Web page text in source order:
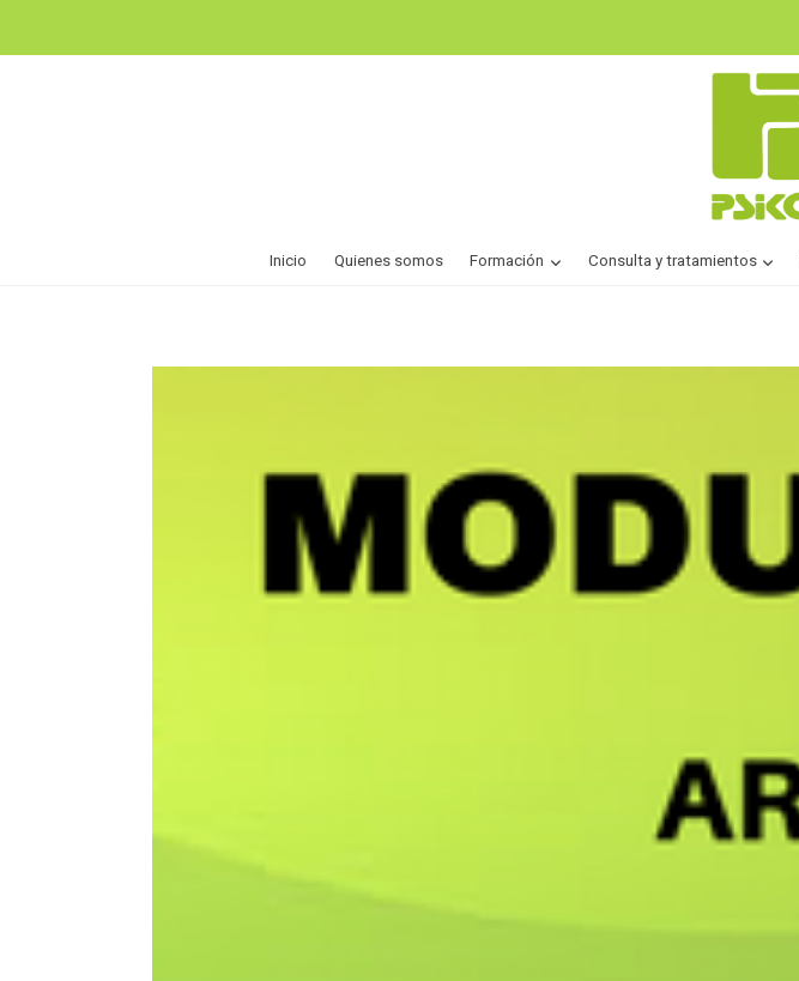
Inicio Quienes somos Formación Consulta y tratamientos